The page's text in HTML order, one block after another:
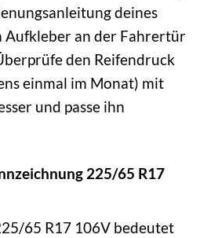
deines
Aufkleber an der Fahrertür
den Reifendruck
einmal im Monat) mit
und passe ihn
225/65 R17
65 R17 106V bedeutet